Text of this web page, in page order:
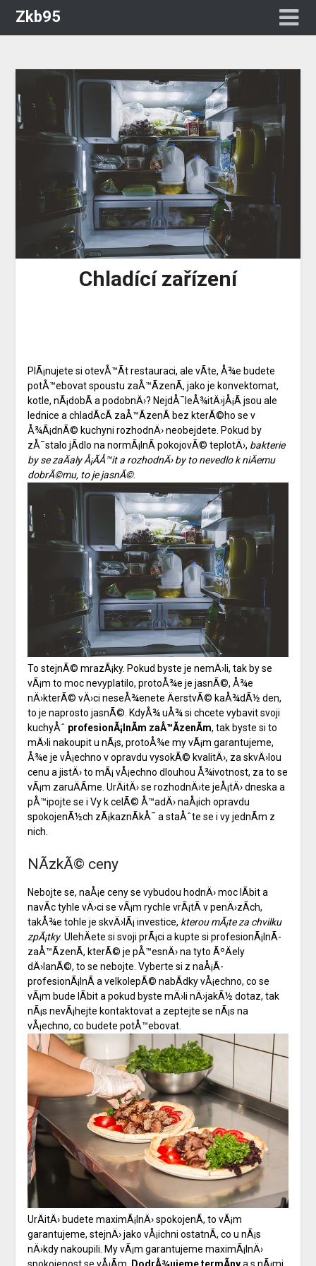
Zkb95
Chladící zařízení
PlÃ¡nujete si otevÅ™Ã­t restauraci, ale vÃ­te, Å¾e budete
potÅ™ebovat spoustu zaÅ™Ã­zenÃ­, jako je konvektomat,
kotle, nÃ¡dobÃ­ a podobnÄ›? NejdÅ¯leÅ¾itÄ›jÅ¡Ã­ jsou ale
lednice a chladÃ­cÃ­ zaÅ™Ã­zenÃ­ bez kterÃ©ho se v
Å¾Ã¡dnÃ© kuchyni rozhodnÄ› neobejdete. Pokud by
zÅ¯stalo jÃ­dlo na normÃ¡lnÃ­ pokojovÃ© teplotÄ›, bakterie
by se zaÄaly Å¡Ã­Å™it a rozhodnÄ› by to nevedlo k niÄemu
dobrÃ©mu, to je jasnÃ©.
To stejnÃ© mrazÃ¡ky. Pokud byste je nemÄ›li, tak by se
vÃ¡m to moc nevyplatilo, protoÅ¾e je jasnÃ©, Å¾e
nÄ›kterÃ© vÄ›ci neseÅ¾enete ÄerstvÃ© kaÅ¾dÃ½ den,
to je naprosto jasnÃ©. KdyÅ¾ uÅ¾ si chcete vybavit svoji
kuchyÅˆ profesionÃ¡lnÃ­m zaÅ™Ã­zenÃ­m, tak byste si to
mÄ›li nakoupit u nÃ¡s, protoÅ¾e my vÃ¡m garantujeme,
Å¾e je vÅ¡echno v opravdu vysokÃ© kvalitÄ›, za skvÄ›lou
cenu a jistÄ› to mÃ¡ vÅ¡echno dlouhou Å¾ivotnost, za to se
vÃ¡m zaruÄÃ­me. UrÄitÄ› se rozhodnÄ›te jeÅ¡tÄ› dneska a
pÅ™ipojte se i Vy k celÃ© Å™adÄ› naÅ¡ich opravdu
spokojenÃ½ch zÃ¡kaznÃ­kÅ¯ a staÅˆte se i vy jednÃ­m z
nich.
NÃ­zkÃ© ceny
Nebojte se, naÅ¡e ceny se vybudou hodnÄ› moc lÃ­bit a
navÃ­c tyhle vÄ›ci se vÃ¡m rychle vrÃ¡tÃ­ v penÄ›zÃ­ch,
takÅ¾e tohle je skvÄ›lÃ¡ investice, kterou mÃ¡te za chvilku
zpÃ¡tky. UlehÄete si svoji prÃ¡ci a kupte si profesionÃ¡lnÃ­
zaÅ™Ã­zenÃ­, kterÃ© je pÅ™esnÄ› na tyto ÃºÄely
dÄ›lanÃ©, to se nebojte. Vyberte si z naÅ¡Ã­
profesionÃ¡lnÃ­ a velkolepÃ© nabÃ­dky vÅ¡echno, co se
vÃ¡m bude lÃ­bit a pokud byste mÄ›li nÄ›jakÃ½ dotaz, tak
nÃ¡s nevÃ¡hejte kontaktovat a zeptejte se nÃ¡s na
vÅ¡echno, co budete potÅ™ebovat.
UrÄitÄ› budete maximÃ¡lnÄ› spokojenÃ­, to vÃ¡m
garantujeme, stejnÄ› jako vÅ¡ichni ostatnÃ­, co u nÃ¡s
nÄ›kdy nakoupili. My vÃ¡m garantujeme maximÃ¡lnÄ›